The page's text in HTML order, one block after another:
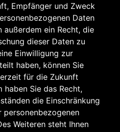
Empfänger und Zweck
Daten
außerdem ein Recht, die
dieser Daten zu
Einwilligung zur
haben, können Sie
für die Zukunft
haben Sie das Recht,
die Einschränkung
personenbezogenen
Weiteren steht Ihnen